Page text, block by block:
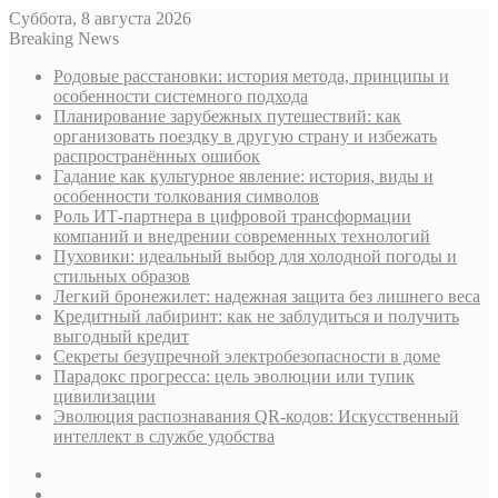
Суббота, 8 августа 2026
Breaking News
Родовые расстановки: история метода, принципы и
особенности системного подхода
Планирование зарубежных путешествий: как
организовать поездку в другую страну и избежать
распространённых ошибок
Гадание как культурное явление: история, виды и
особенности толкования символов
Роль ИТ-партнера в цифровой трансформации
компаний и внедрении современных технологий
Пуховики: идеальный выбор для холодной погоды и
стильных образов
Легкий бронежилет: надежная защита без лишнего веса
Кредитный лабиринт: как не заблудиться и получить
выгодный кредит
Секреты безупречной электробезопасности в доме
Парадокс прогресса: цель эволюции или тупик
цивилизации
Эволюция распознавания QR-кодов: Искусственный
интеллект в службе удобства